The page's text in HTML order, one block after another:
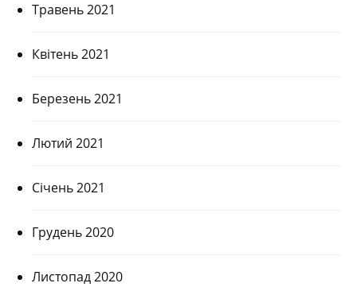
Травень 2021
Квітень 2021
Березень 2021
Лютий 2021
Січень 2021
Грудень 2020
Листопад 2020